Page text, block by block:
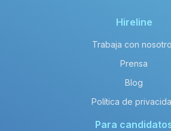
Hireline
Trabaja con
Prensa
Blog
Política de
Para